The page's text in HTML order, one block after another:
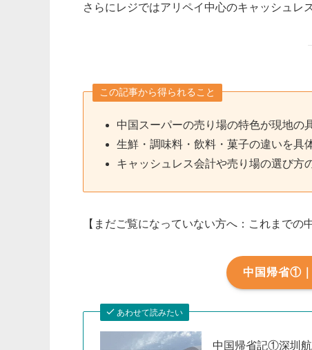
さらにレジではアリペイ中心のキャッシュレ
この記事から得られること
中国スーパーの売り場の特色が現地の
生鮮・調味料・飲料・菓子の違いを具
キャッシュレス会計や売り場の選び方
【まだご覧になっていない方へ：これまでの
中国帰省①
あわせて読みたい
中国帰省記①深圳航